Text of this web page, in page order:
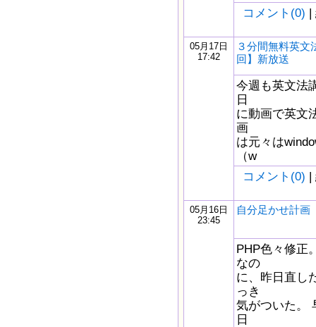
コメント(0) |
05月17日
17:42
３分間無料英文
回】新放送
今週も英文法
日
に動画で英文
画
は元々は
（w
コメント(0) |
05月16日
23:45
自分足かせ計
PHP色々修正
なの
に、昨日直し
っき
気がついた。
日